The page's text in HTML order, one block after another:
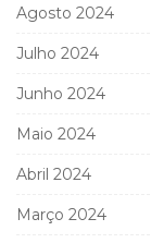
Agosto 2024
Julho 2024
Junho 2024
Maio 2024
Abril 2024
Março 2024